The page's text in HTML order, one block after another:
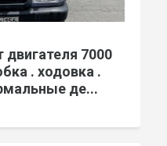
7000
. ходовка .
де...